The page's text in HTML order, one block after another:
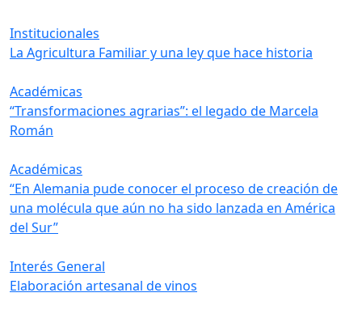
Institucionales
La Agricultura Familiar y una ley que hace historia
Académicas
“Transformaciones agrarias”: el legado de Marcela
Román
Académicas
“En Alemania pude conocer el proceso de creación de
una molécula que aún no ha sido lanzada en América
del Sur”
Interés General
Elaboración artesanal de vinos